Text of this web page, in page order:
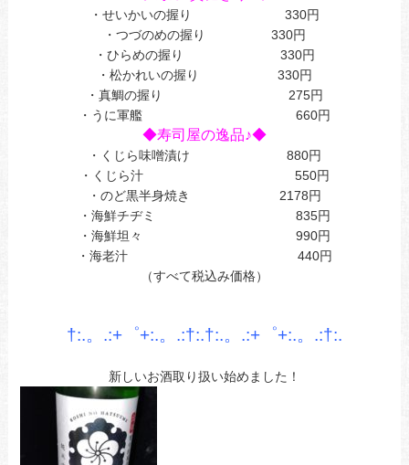
・せいかいの握り 330円
・つづのめの握り 330円
・ひらめの握り 330円
・松かれいの握り 330円
・真鯛の握り 275円
・うに軍艦 660円
◆寿司屋の逸品♪◆
・くじら味噌漬け 880円
・くじら汁 550円
・のど黒半身焼き 2178円
・海鮮チヂミ 835円
・海鮮坦々 990円
・海老汁 440円
（すべて税込み価格）
†:.。.:+゜+:.。.:†:.†:.。.:+゜+:.。.:†:.
新しいお酒取り扱い始めました！